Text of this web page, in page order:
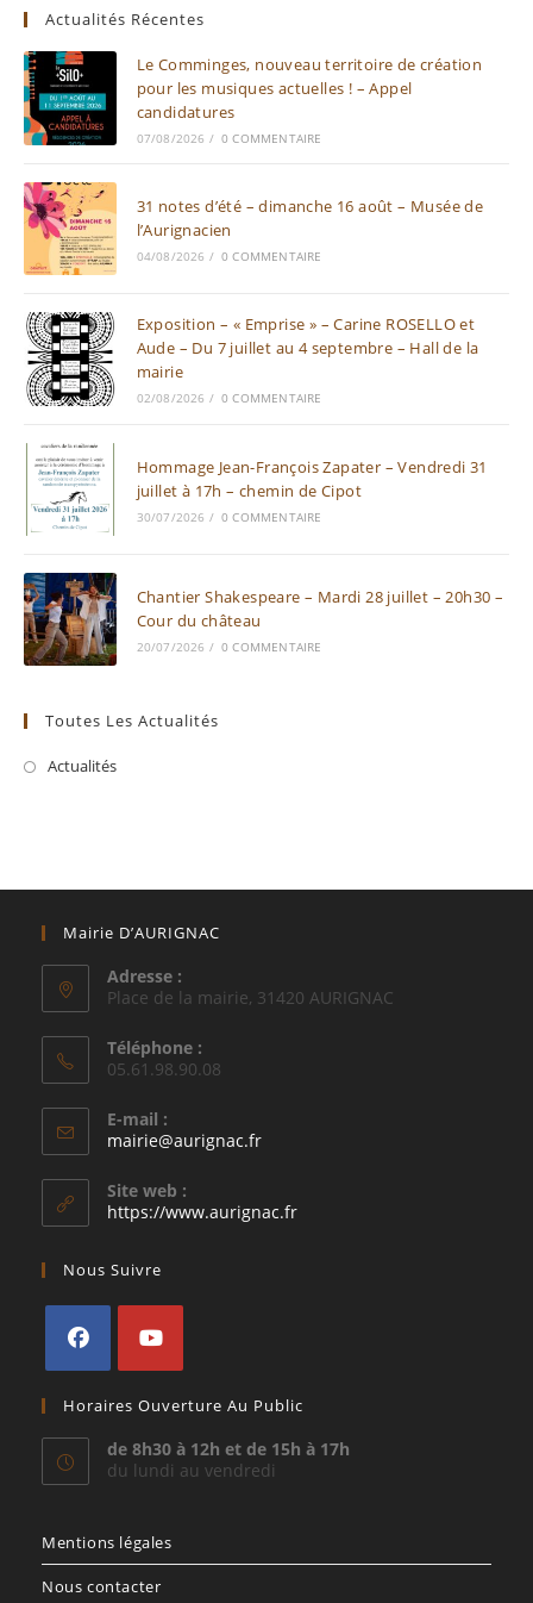
Actualités Récentes
Le Comminges, nouveau territoire de création
pour les musiques actuelles ! – Appel
candidatures
07/08/2026 / 0 COMMENTAIRE
31 notes d’été – dimanche 16 août – Musée de
l’Aurignacien
04/08/2026 / 0 COMMENTAIRE
Exposition – « Emprise » – Carine ROSELLO et
Aude – Du 7 juillet au 4 septembre – Hall de la
mairie
02/08/2026 / 0 COMMENTAIRE
Hommage Jean-François Zapater – Vendredi 31
juillet à 17h – chemin de Cipot
30/07/2026 / 0 COMMENTAIRE
Chantier Shakespeare – Mardi 28 juillet – 20h30 –
Cour du château
20/07/2026 / 0 COMMENTAIRE
Toutes Les Actualités
Actualités
Mairie D’AURIGNAC
Adresse :
Place de la mairie, 31420 AURIGNAC
Téléphone :
05.61.98.90.08
E-mail :
mairie@aurignac.frS’ouvre
application
Site web :
https://www.aurignac.fr
Nous Suivre
dans
un
nouvel
dans
un
nouvel
Horaires Ouverture Au Public
de 8h30 à 12h et de 15h à 17h
du lundi au vendredi
Mentions légales
Nous contacter